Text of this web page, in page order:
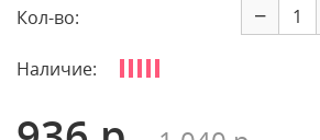
Кол-во: −
Наличие: